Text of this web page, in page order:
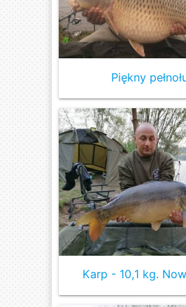
Piękny
Karp - 10,1 kg.